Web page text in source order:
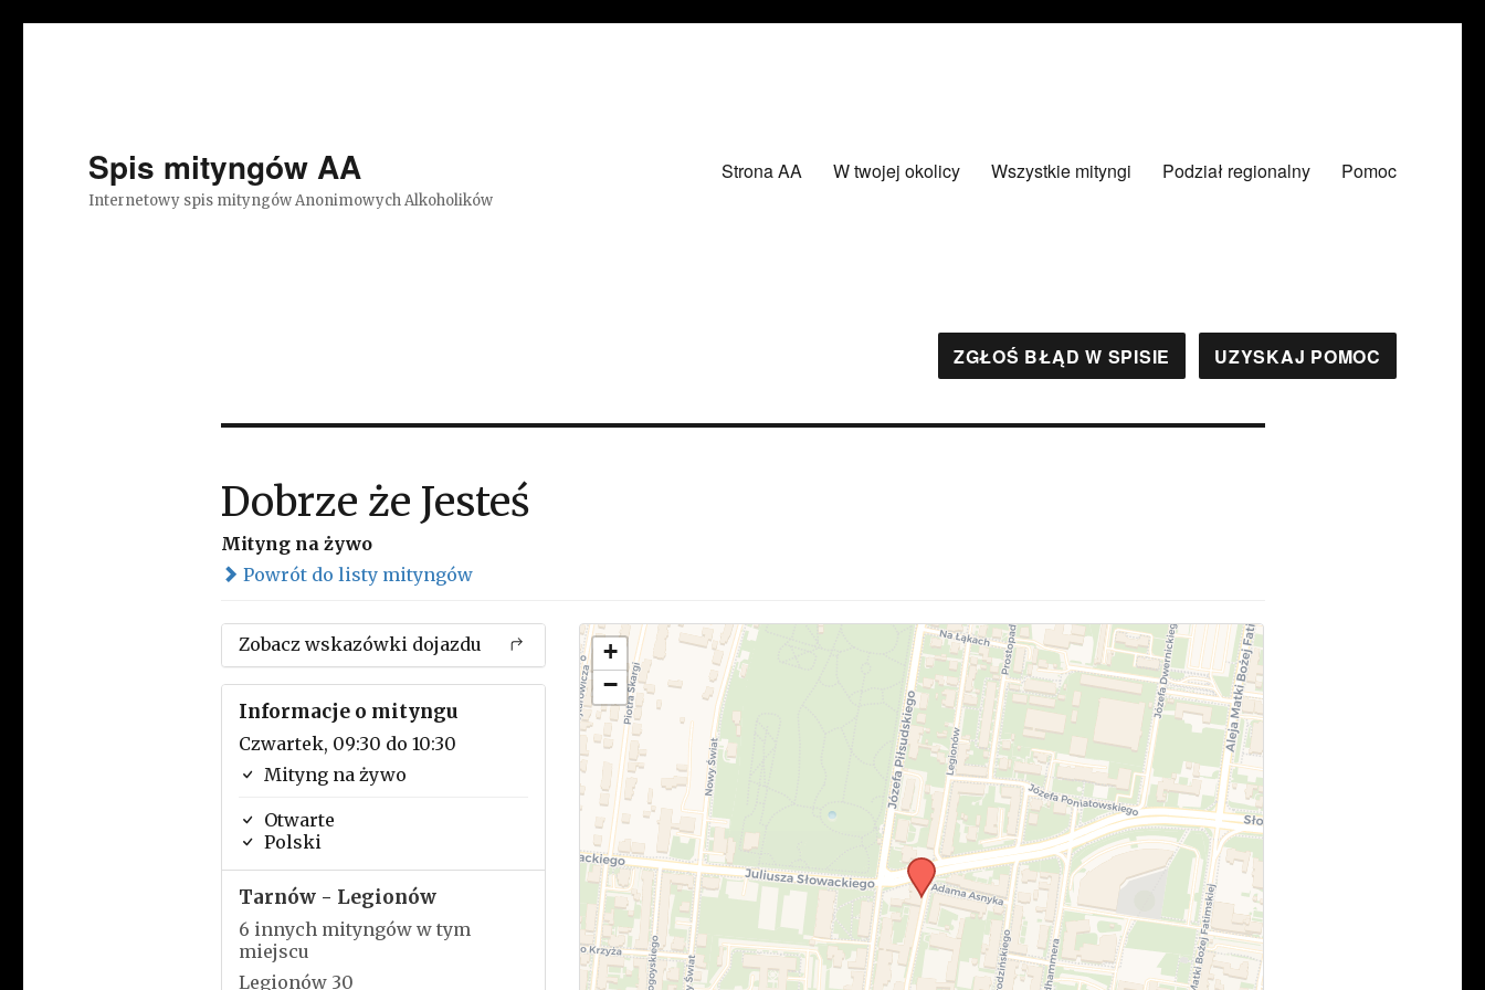
Spis mityngów AA
Internetowy spis mityngów Anonimowych Alkoholików
Strona AA W twojej okolicy Wszystkie mityngi Podział regionalny Pomoc
ZGŁOŚ BŁĄD W SPISIE UZYSKAJ POMOC
Dobrze że Jesteś
Mityng na żywo
Powrót do listy mityngów
Zobacz wskazówki dojazdu
Informacje o mityngu
Czwartek, 09:30 do 10:30
Mityng na żywo
Otwarte
Polski
Tarnów - Legionów
6 innych mityngów w tym
miejscu
Legionów 30
+
−